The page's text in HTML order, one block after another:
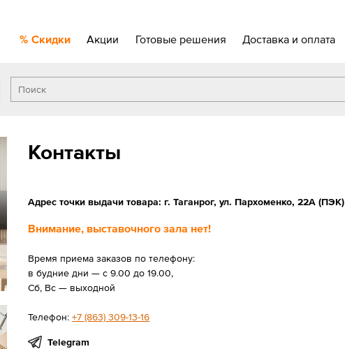
Скидки Акции Готовые решения Доставка и оплата
Контакты
Адрес точки выдачи товара: г. Таганрог, ул. Пархоменко, 22А (ПЭК)
Внимание, выставочного зала нет!
Время приема заказов по телефону:
в будние дни — с 9.00 до 19.00,
Сб, Вс — выходной
Телефон:+7 (863) 309-13-16
Telegram